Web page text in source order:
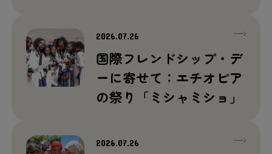
2026.07.26
国際フレンドシップ・デ
ーに寄せて：エチオピア
の祭り「ミシャミショ」
2026.07.26